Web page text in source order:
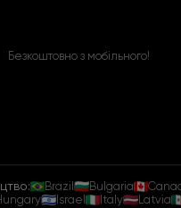
Безкоштовно з мобільного!
Brazil Bulgaria
Israel Italy Latvia